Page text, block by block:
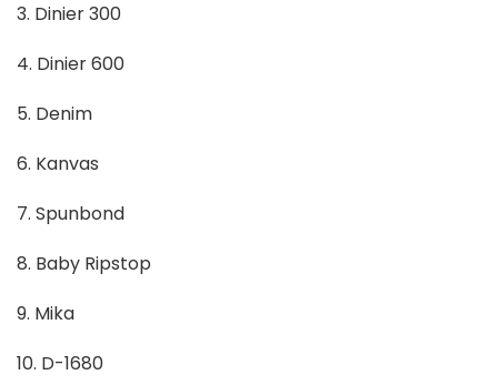
3. Dinier 300
4. Dinier 600
5. Denim
6. Kanvas
7. Spunbond
8. Baby Ripstop
9. Mika
10. D-1680